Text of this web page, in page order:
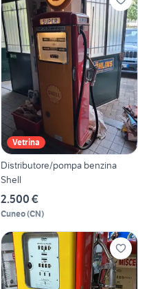
Vetrina
Distributore/pompa benzina
Shell
2.500 €
Cuneo(CN)